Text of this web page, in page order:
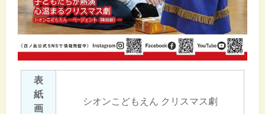
表
紙
画
シオンこどもえん クリスマス劇